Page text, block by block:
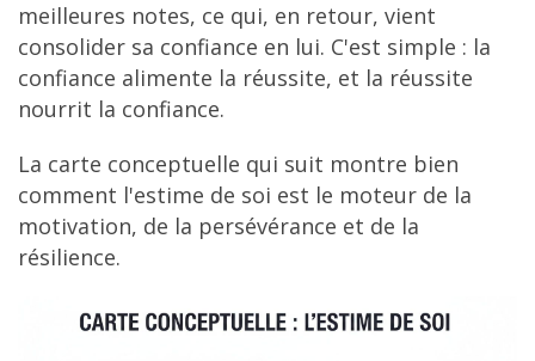
meilleures notes, ce qui, en retour, vient
consolider sa confiance en lui. C'est simple : la
confiance alimente la réussite, et la réussite
nourrit la confiance.
La carte conceptuelle qui suit montre bien
comment l'estime de soi est le moteur de la
motivation, de la persévérance et de la
résilience.